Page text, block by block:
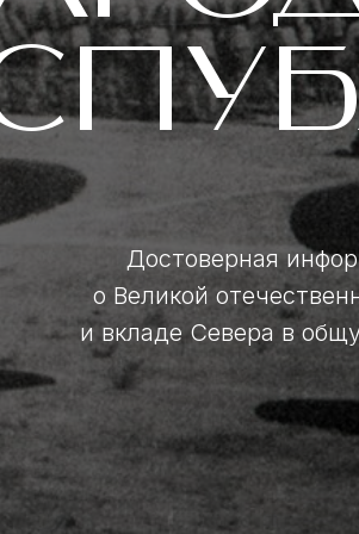
Достоверная
о Великой
и вкладе Севера в